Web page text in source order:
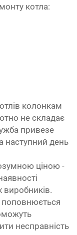
котла:
колонкам
не складає
привезе
наступний день
ціною -
виробників.
поповнюється
несправність